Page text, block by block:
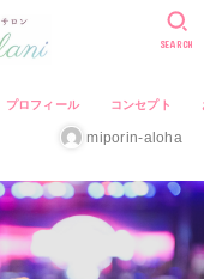
プロフィール コンセプト
SEARCH
miporin-aloha